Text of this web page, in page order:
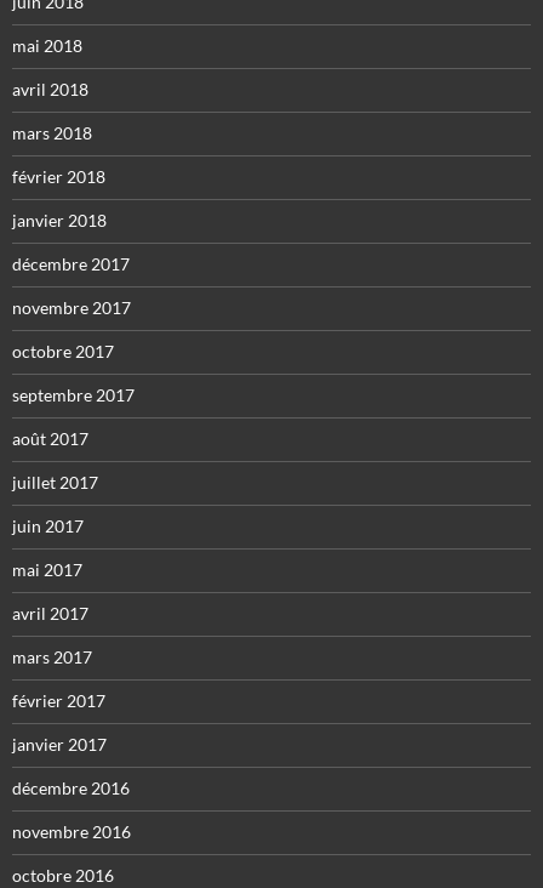
mai 2018
avril 2018
mars 2018
février 2018
janvier 2018
décembre 2017
novembre 2017
octobre 2017
septembre 2017
août 2017
juillet 2017
juin 2017
mai 2017
avril 2017
mars 2017
février 2017
janvier 2017
décembre 2016
novembre 2016
octobre 2016